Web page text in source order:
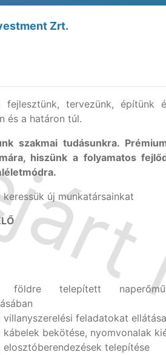
Zrt.
fejlesztünk, tervezünk, építünk
és a határon túl.
szakmai tudásunkra.
hiszünk a folyamatos
új munkatársainkat
földre telepített
villanyszerelési feladatokat ellátása
kábelek bekötése, nyomvonalak
elosztóberendezések telepítése